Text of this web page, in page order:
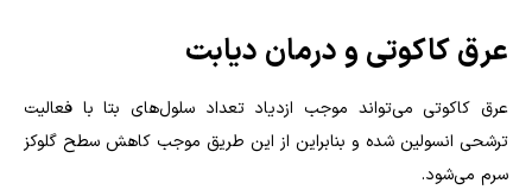
عرق کاکوتی و درمان دیابت
عرق کاکوتی می‌‌تواند موجب ازدیاد تعداد سلول‌های بتا با فعالیت
ترشحی انسولین شده و بنابراین از این طریق موجب کاهش سطح گلوکز
سرم می‌شود.